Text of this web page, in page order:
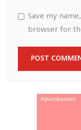
Save my
browser for